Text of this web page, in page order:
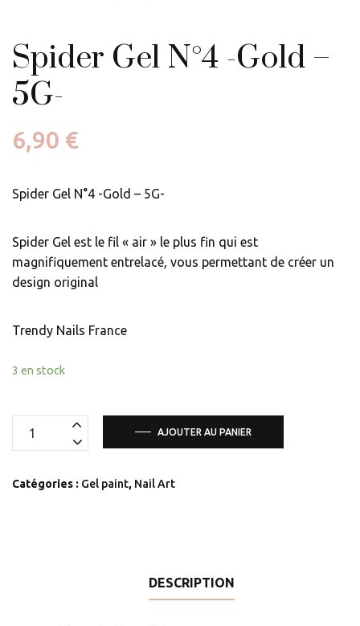
Spider Gel N°4 -Gold –
5G-
6,90 €
Spider Gel N°4 -Gold – 5G-
Spider Gel est le fil « air » le plus fin qui est
magnifiquement entrelacé, vous permettant de créer un
design original
Trendy Nails France
3 en stock
quantité
Gel
AJOUTER AU PANIER
Catégories : Gel paint, Nail Art
DESCRIPTION